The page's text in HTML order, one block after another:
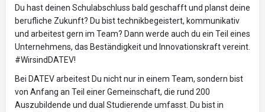
Du hast deinen Schulabschluss bald geschafft und planst deine
berufliche Zukunft? Du bist technikbegeistert, kommunikativ
und arbeitest gern im Team? Dann werde auch du ein Teil eines
Unternehmens, das Beständigkeit und Innovationskraft vereint.
#WirsindDATEV!
Bei DATEV arbeitest Du nicht nur in einem Team, sondern bist
von Anfang an Teil einer Gemeinschaft, die rund 200
Auszubildende und dual Studierende umfasst. Du bist in